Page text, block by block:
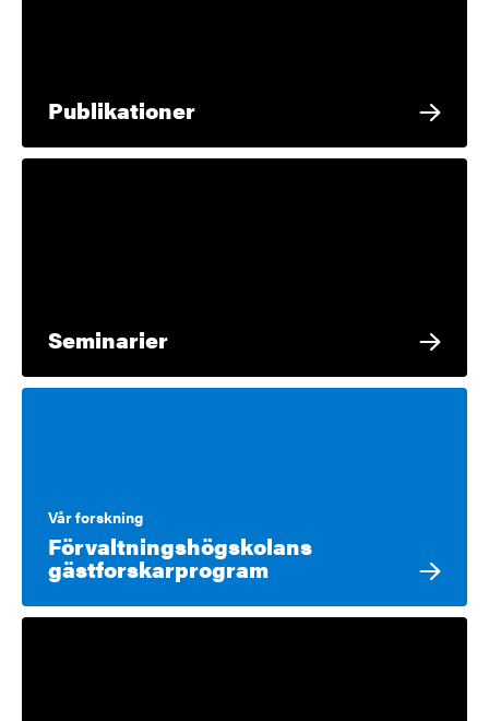
Publikationer
Seminarier
Vår forskning
Förvaltningshögskolans
gästforskarprogram